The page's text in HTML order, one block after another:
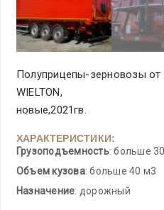
Полуприцепы-зерновозы от
WIELTON,
новые,2021гв.
ХАРАКТЕРИСТИКИ:
Грузоподъемность: больше
Объем кузова: больше 40 м3
Назначение: дорожный